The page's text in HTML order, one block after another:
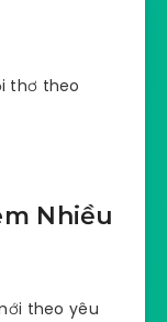
thơ theo
Nhiều
theo yêu